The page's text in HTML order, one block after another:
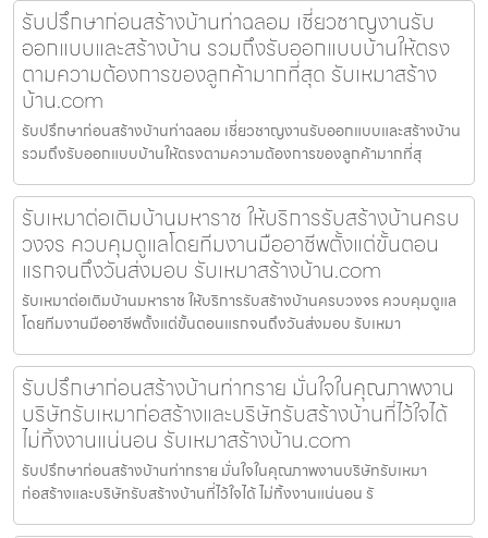
รับปรึกษาก่อนสร้างบ้านท่าฉลอม เชี่ยวชาญงานรับ
ออกแบบและสร้างบ้าน รวมถึงรับออกแบบบ้านให้ตรง
ตามความต้องการของลูกค้ามากที่สุด รับเหมาสร้าง
บ้าน.com
รับปรึกษาก่อนสร้างบ้านท่าฉลอม เชี่ยวชาญงานรับออกแบบและสร้างบ้าน
รวมถึงรับออกแบบบ้านให้ตรงตามความต้องการของลูกค้ามากที่สุ
รับเหมาต่อเติมบ้านมหาราช ให้บริการรับสร้างบ้านครบ
วงจร ควบคุมดูแลโดยทีมงานมืออาชีพตั้งแต่ขั้นตอน
แรกจนถึงวันส่งมอบ รับเหมาสร้างบ้าน.com
รับเหมาต่อเติมบ้านมหาราช ให้บริการรับสร้างบ้านครบวงจร ควบคุมดูแล
โดยทีมงานมืออาชีพตั้งแต่ขั้นตอนแรกจนถึงวันส่งมอบ รับเหมา
รับปรึกษาก่อนสร้างบ้านท่าทราย มั่นใจในคุณภาพงาน
บริษัทรับเหมาก่อสร้างและบริษัทรับสร้างบ้านที่ไว้ใจได้
ไม่ทิ้งงานแน่นอน รับเหมาสร้างบ้าน.com
รับปรึกษาก่อนสร้างบ้านท่าทราย มั่นใจในคุณภาพงานบริษัทรับเหมา
ก่อสร้างและบริษัทรับสร้างบ้านที่ไว้ใจได้ ไม่ทิ้งงานแน่นอน รั